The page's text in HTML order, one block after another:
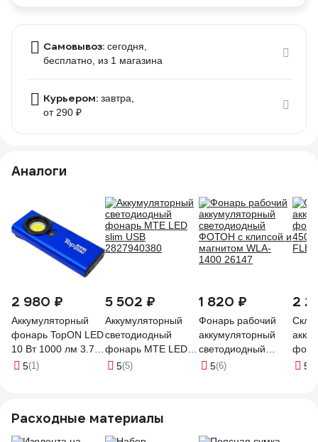
Самовывоз: сегодня,
бесплатно , из 1 магазина
Курьером: завтра,
от 290 ₽
Аналоги
2 980 ₽
Аккумуляторный
фонарь TopON LED
10 Вт 1000 лм 3.7 B
2 Ач 7.4 Втч, ИК
магнитных
крепления, клипса,
5(1)
5 502 ₽
Аккумуляторный
светодиодный
фонарь MTE LED
slim USB
5(5)
1 820 ₽
Фонарь рабочий
аккумуляторный
светодиодный
ФОТОН с клипсой и
5(6)
2
450
5
Расходные материалы